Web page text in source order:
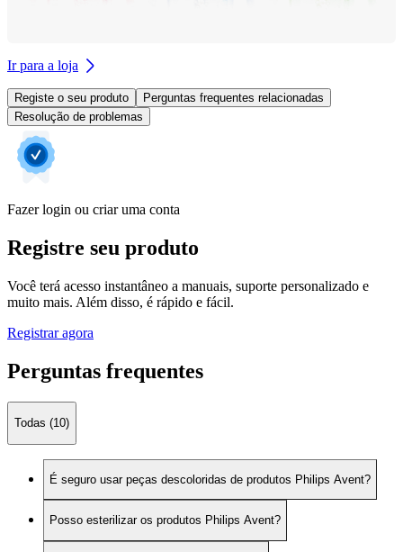
Ir para a loja
Registe o seu produto
Perguntas frequentes relacionadas
Resolução de problemas
Fazer login ou criar uma conta
Registre seu produto
Você terá acesso instantâneo a manuais, suporte personalizado e
muito mais. Além disso, é rápido e fácil.
Registrar agora
Perguntas frequentes
Todas (10)
É seguro usar peças descoloridas de produtos Philips Avent?
Posso esterilizar os produtos Philips Avent?